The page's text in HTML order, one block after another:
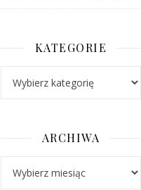
KATEGORIE
ARCHIWA